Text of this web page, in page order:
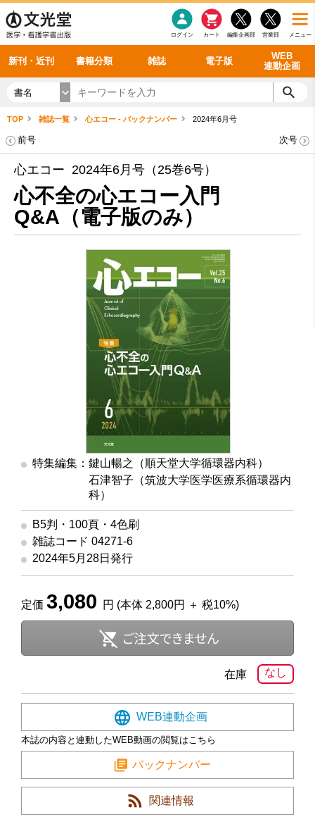
メニュー
営業部
編集企画部
カート
ログイン
新刊・近刊 書籍分類 雑誌 電子版
WEB
連動企画
感染症 老年医学
看護・介護
呼吸器
循環器
シリーズ一覧
雑誌投稿規定
理学療法
雑誌案内・年間購読 最新号 バックナンバー
電子書籍
電子雑誌
書籍「データに基づく臨床動作分析」WEB動画
書籍「眼手術学」WEB動画
書籍「神経症候学 II 改訂第二版」 WEB動画
新刊一覧
今後の発行予定
書名
TOP 雑誌一覧 心エコー - バックナンバー 2024年6月号
前号 次号
心エコー 2024年6月号（25巻6号）
心不全の心エコー入門
Q&A（電子版のみ）
特集編集：鍵山暢之（順天堂大学循環器内科）
石津智子（筑波大学医学医療系循環器内
科）
B5判・100頁・4色刷
雑誌コード 04271-6
2024年5月28日発行
定価 3,080 円 (本体 2,800円 ＋ 税10%)
なし
在庫
WEB連動企画
本誌の内容と連動したWEB動画の閲覧はこちら
バックナンバー
関連情報